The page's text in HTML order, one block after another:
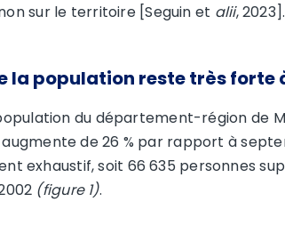
sur le territoire [Seguin et alii, 2023].
la population reste très forte
du département-région de
augmente de 26 % par rapport à
exhaustif, soit 66 635 personnes
(figure 1).